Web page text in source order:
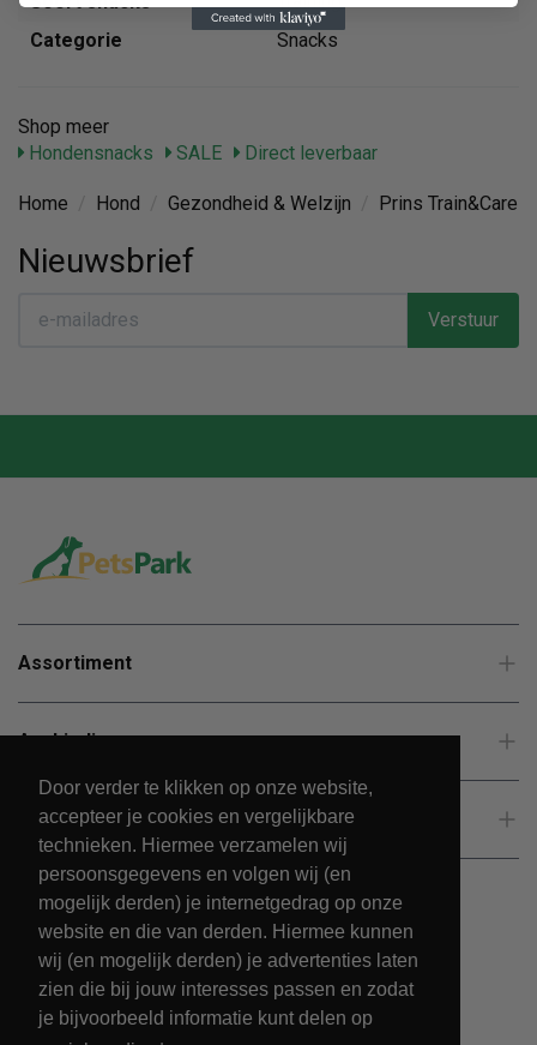
Door verder te klikken op onze website,
accepteer je cookies en vergelijkbare
technieken. Hiermee verzamelen wij
persoonsgegevens en volgen wij (en
mogelijk derden) je internetgedrag op onze
website en die van derden. Hiermee kunnen
wij (en mogelijk derden) je advertenties laten
zien die bij jouw interesses passen en zodat
je bijvoorbeeld informatie kunt delen op
Categorie
Snacks
Shop meer
Hondensnacks
SALE Direct leverbaar
Home Hond Gezondheid & Welzijn Prins Train&Care
Nieuwsbrief
Verstuur
Assortiment
Aanbiedingen
Klantenservice